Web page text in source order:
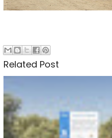
Related Post